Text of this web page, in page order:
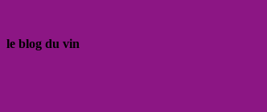
le blog du vin